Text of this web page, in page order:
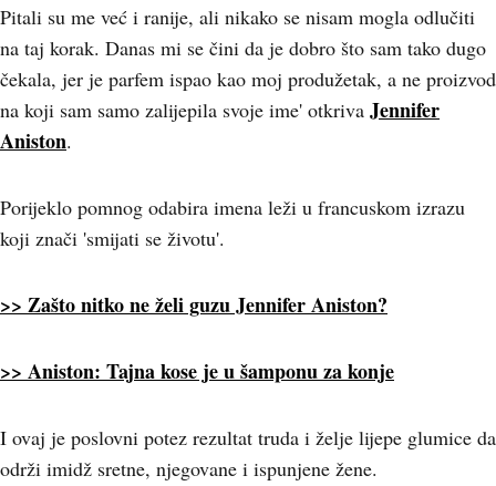
Pitali su me već i ranije, ali nikako se nisam mogla odlučiti
na taj korak. Danas mi se čini da je dobro što sam tako dugo
čekala, jer je parfem ispao kao moj produžetak, a ne proizvod
na koji sam samo zalijepila svoje ime' otkriva Jennifer
Aniston.
Porijeklo pomnog odabira imena leži u francuskom izrazu
koji znači 'smijati se životu'.
>> Zašto nitko ne želi guzu Jennifer Aniston?
>> Aniston: Tajna kose je u šamponu za konje
I ovaj je poslovni potez rezultat truda i želje lijepe glumice da
održi imidž sretne, njegovane i ispunjene žene.